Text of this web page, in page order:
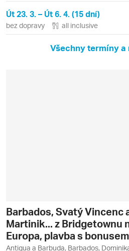
Út 23. 3. – Út 6. 4. (15 dní)
bez dopravy all inclusive
Všechny termíny a
Barbados, Svatý Vincenc
Martinik... z Bridgetownu
Europa, plavba s bonusem
Antigua a Barbuda, Barbados,